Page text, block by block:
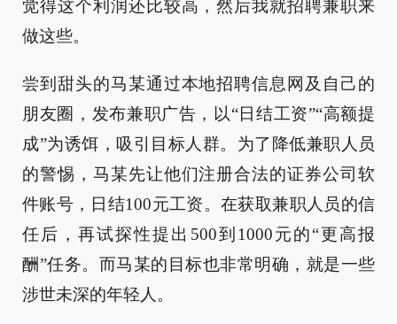
觉得这个利润还比较高，然后我就招聘兼职来
做这些。
尝到甜头的马某通过本地招聘信息网及自己的
朋友圈，发布兼职广告，以“日结工资”“高额提
成”为诱饵，吸引目标人群。为了降低兼职人员
的警惕，马某先让他们注册合法的证券公司软
件账号，日结100元工资。在获取兼职人员的信
任后，再试探性提出500到1000元的“更高报
酬”任务。而马某的目标也非常明确，就是一些
涉世未深的年轻人。